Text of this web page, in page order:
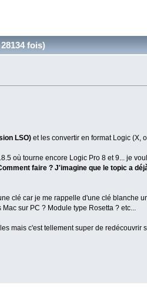
fois)
LSO)et les convertir en format Logic (X,
où tourne encore Logic Pro 8 et 9... je
faire ? J'imagine que le topic a
clé car je me rappelle d'une clé blanche
sur PC ? Module type Rosetta ? etc...
mais c'est tellement super de redécouvrir